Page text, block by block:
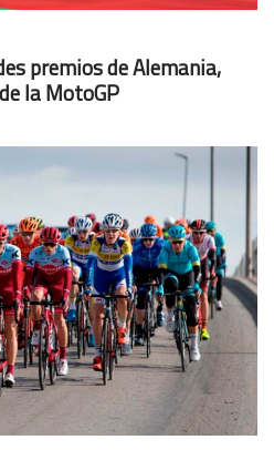
premios de Alemania,
la MotoGP